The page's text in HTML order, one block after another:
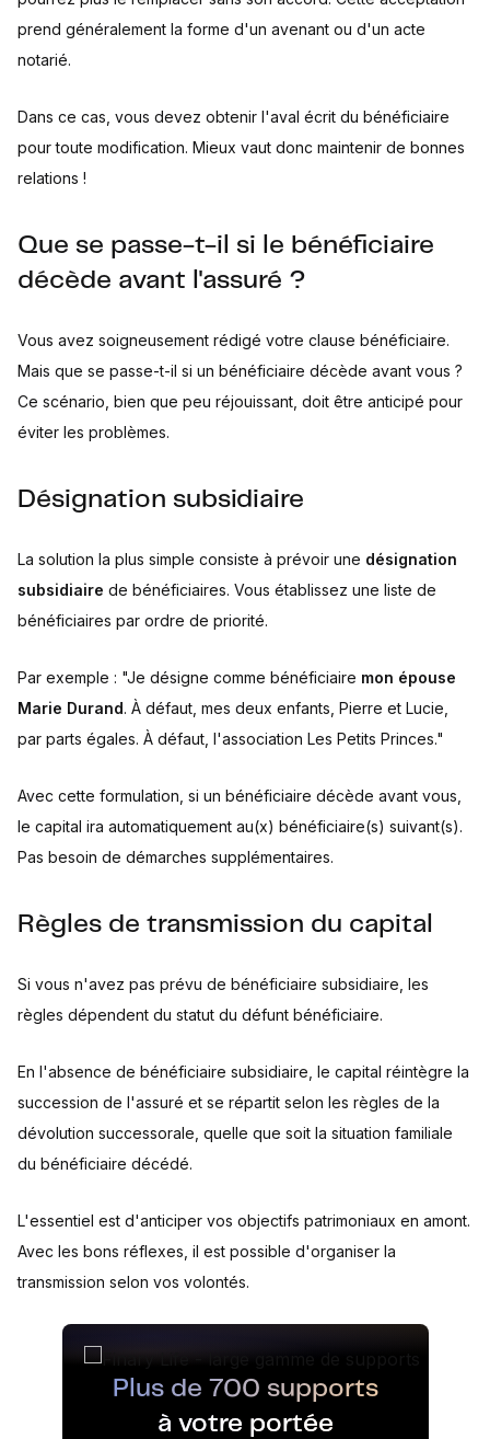
prend généralement la forme d'un avenant ou d'un acte
notarié.
Dans ce cas, vous devez obtenir l'aval écrit du bénéficiaire
pour toute modification. Mieux vaut donc maintenir de bonnes
relations !
Que se passe-t-il si le bénéficiaire
décède avant l'assuré ?
Vous avez soigneusement rédigé votre clause bénéficiaire.
Mais que se passe-t-il si un bénéficiaire décède avant vous ?
Ce scénario, bien que peu réjouissant, doit être anticipé pour
éviter les problèmes.
Désignation subsidiaire
La solution la plus simple consiste à prévoir une désignation
subsidiaire de bénéficiaires. Vous établissez une liste de
bénéficiaires par ordre de priorité.
Par exemple : "Je désigne comme bénéficiaire mon épouse
Marie Durand. À défaut, mes deux enfants, Pierre et Lucie,
par parts égales. À défaut, l'association Les Petits Princes."
Avec cette formulation, si un bénéficiaire décède avant vous,
le capital ira automatiquement au(x) bénéficiaire(s) suivant(s).
Pas besoin de démarches supplémentaires.
Règles de transmission du capital
Si vous n'avez pas prévu de bénéficiaire subsidiaire, les
règles dépendent du statut du défunt bénéficiaire.
En l'absence de bénéficiaire subsidiaire, le capital réintègre la
succession de l'assuré et se répartit selon les règles de la
dévolution successorale, quelle que soit la situation familiale
du bénéficiaire décédé.
L'essentiel est d'anticiper vos objectifs patrimoniaux en amont.
Avec les bons réflexes, il est possible d'organiser la
transmission selon vos volontés.
Plus de 700 supports
à votre portée